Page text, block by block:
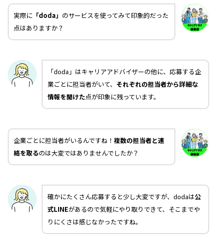
実際に 「doda」 のサービスを使ってみて印象的だった
点はありますか？
「doda」はキャリアアドバイザーの他に、応募する企
業ごとに担当者がいて、 それぞれの担当者から詳細な
情報を聞けた点が印象に残っています。
企業ごとに担当者がいるんですね！ 複数の担当者と連
絡を取るのは大変ではありませんでしたか？
確かにたくさん応募すると少し大変ですが、dodaは公
式LINEがあるので気軽にやり取りできて、そこまでや
りにくさは感じなかったですね。